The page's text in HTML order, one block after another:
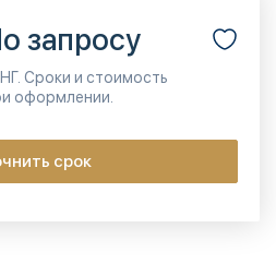
запросу
Сроки и стоимость
оформлении.
срок